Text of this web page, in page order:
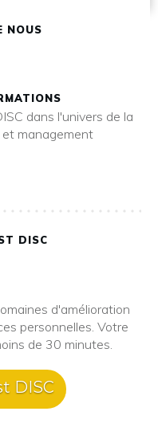
NOUS
dans l'univers de la
management
DISC
d'amélioration
personnelles. Votre
de 30 minutes.
DISC